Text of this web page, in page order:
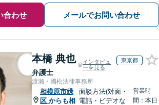
合わせ メールでお問い合わせ
本橋 典也
弁護士
インタビュ
ーを見る
東京都
渡瀨・國松法律事務所
相模原市緑
区 からも相
面談方法(対面・
電話・ビデオな
営業時
間：本日